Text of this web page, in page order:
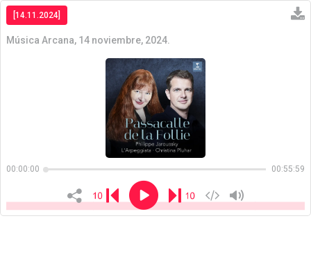
[14.11.2024]
Música Arcana, 14 noviembre, 2024.
00:00:00 00:55:59